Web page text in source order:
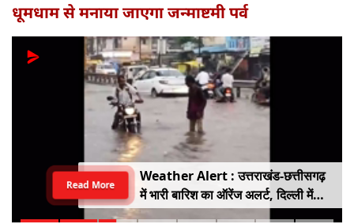
धूमधाम से मनाया जाएगा जन्माष्टमी पर्व
Weather Alert : उत्तराखंड-छत्तीसगढ़
में भारी बारिश का ऑरेंज अलर्ट, दिल्ली में
हल्की बारिश, जानें IMD का ताजा अपडेट
Read More